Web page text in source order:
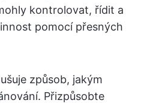
kontrolovat, řídit a
pomocí přesných
způsob, jakým
Přizpůsobte